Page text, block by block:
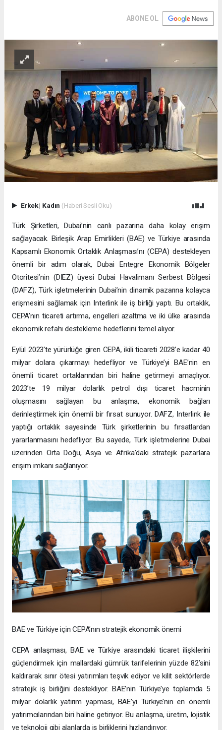
ABONE OL
Erkek| Kadın (Haberi Sesli Oku)
Türk Şirketleri, Dubai’nin canlı pazarına daha kolay erişim
sağlayacak. Birleşik Arap Emirlikleri (BAE) ve Türkiye arasında
Kapsamlı Ekonomik Ortaklık Anlaşması’nı (CEPA) destekleyen
önemli bir adım olarak, Dubai Entegre Ekonomik Bölgeler
Otoritesi’nin (DIEZ) üyesi Dubai Havalimanı Serbest Bölgesi
(DAFZ), Türk işletmelerinin Dubai’nin dinamik pazarına kolayca
erişmesini sağlamak için Interlink ile iş birliği yaptı. Bu ortaklık,
CEPA’nın ticareti artırma, engelleri azaltma ve iki ülke arasında
ekonomik refahı destekleme hedeflerini temel alıyor.
Eylül 2023’te yürürlüğe giren CEPA, ikili ticareti 2028’e kadar 40
milyar dolara çıkarmayı hedefliyor ve Türkiye’yi BAE’nin en
önemli ticaret ortaklarından biri haline getirmeyi amaçlıyor.
2023’te 19 milyar dolarlık petrol dışı ticaret hacminin
oluşmasını sağlayan bu anlaşma, ekonomik bağları
derinleştirmek için önemli bir fırsat sunuyor. DAFZ, Interlink ile
yaptığı ortaklık sayesinde Türk şirketlerinin bu fırsatlardan
yararlanmasını hedefliyor. Bu sayede, Türk işletmelerine Dubai
üzerinden Orta Doğu, Asya ve Afrika’daki stratejik pazarlara
erişim imkanı sağlanıyor.
BAE ve Türkiye için CEPA’nın stratejik ekonomik önemi
CEPA anlaşması, BAE ve Türkiye arasındaki ticaret ilişkilerini
güçlendirmek için mallardaki gümrük tarifelerinin yüzde 82’sini
kaldırarak sınır ötesi yatırımları teşvik ediyor ve kilit sektörlerde
stratejik iş birliğini destekliyor. BAE’nin Türkiye’ye toplamda 5
milyar dolarlık yatırım yapması, BAE’yi Türkiye’nin en önemli
yatırımcılarından biri haline getiriyor. Bu anlaşma, üretim, lojistik
ve teknoloji gibi alanlarda iş birliklerini hızlandırıyor.